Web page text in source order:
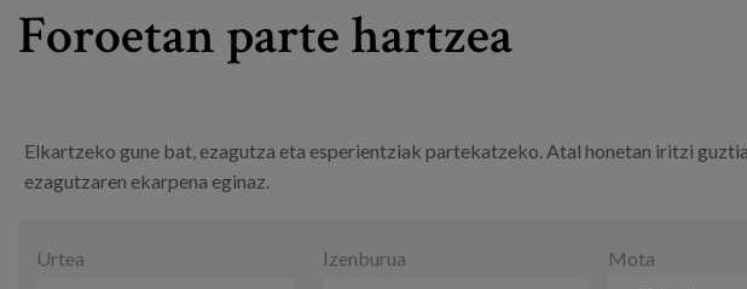
Foroetan parte hartzea
Elkartzeko gune bat, ezagutza eta esperientziak partekatzeko. Atal honetan iritzi
ezagutzaren ekarpena eginaz.
Urtea
Data Izenburua Mota